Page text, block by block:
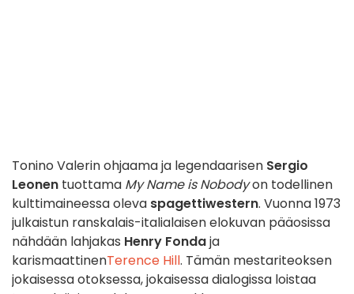
Tonino Valerin ohjaama ja legendaarisen Sergio
Leonen tuottama My Name is Nobodyon todellinen
kulttimaineessa oleva spagettiwestern. Vuonna 1973
julkaistun ranskalais-italialaisen elokuvan pääosissa
nähdään lahjakas Henry Fondaja
karismaattinenTerence Hill. Tämän mestariteoksen
jokaisessa otoksessa, jokaisessa dialogissa loistaa